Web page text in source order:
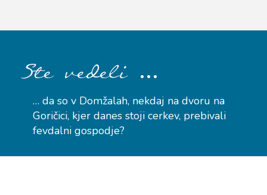
Ste vedeli …
… da so v Domžalah, nekdaj na dvoru na
Goričici, kjer danes stoji cerkev, prebivali
fevdalni gospodje?